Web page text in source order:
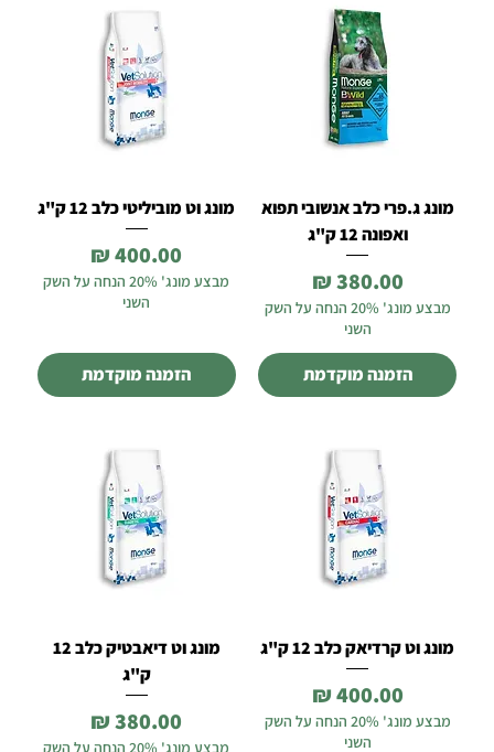
מונג ג.פרי כלב אנשובי תפוא
ואפונה 12 ק"ג
מחיר
מבצע מונג' 20% הנחה על השק
השני
הזמנה מוקדמת
מונג וט מוביליטי כלב 12 ק"ג
מחיר
מבצע מונג' 20% הנחה על השק
השני
הזמנה מוקדמת
מונג וט קרדיאק כלב 12 ק"ג
מחיר
מבצע מונג' 20% הנחה על השק
השני
מונג וט דיאבטיק כלב 12
ק"ג
מחיר
מבצע מונג' 20% הנחה על השק